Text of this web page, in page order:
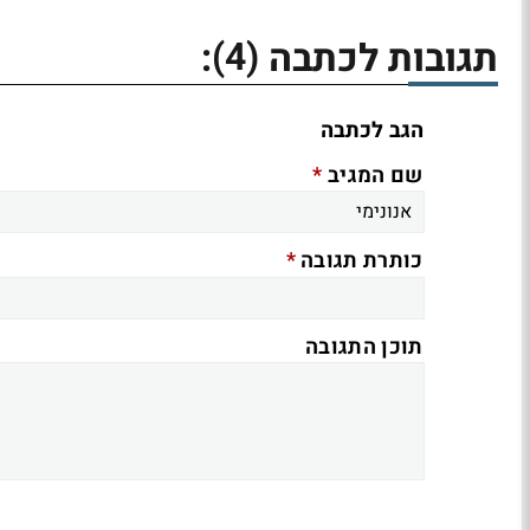
תגובות לכתבה (4)
:
הגב לכתבה
שם המגיב*
כותרת תגובה*
תוכן התגובה